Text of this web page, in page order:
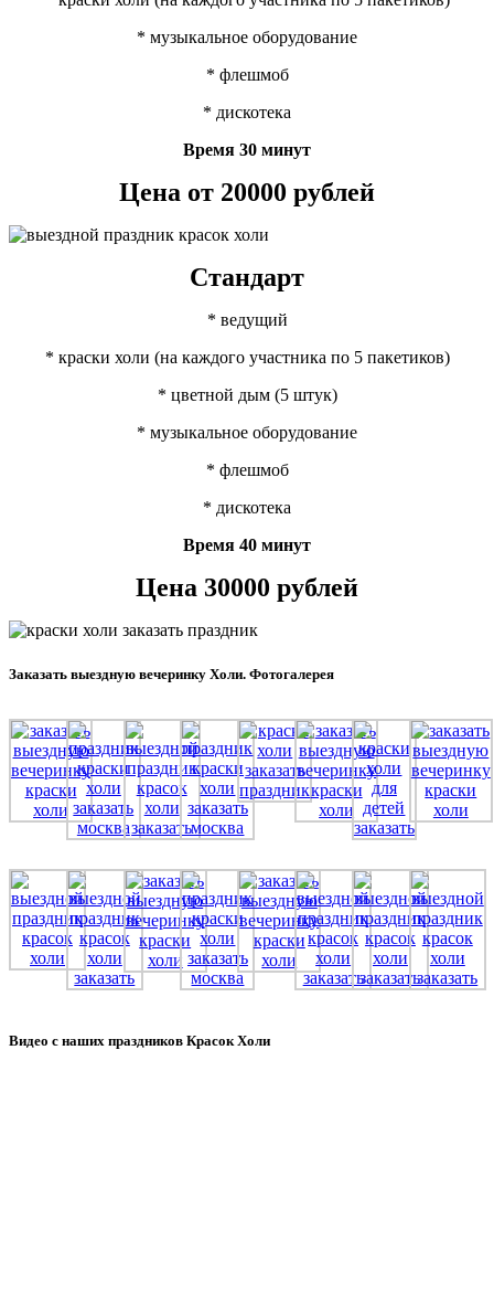
* музыкальное оборудование
* флешмоб
* дискотека
Время 30 минут
Цена от 20000 рублей
Стандарт
* ведущий
* краски холи (на каждого участника по 5 пакетиков)
* цветной дым (5 штук)
* музыкальное оборудование
* флешмоб
* дискотека
Время 40 минут
Цена 30000 рублей
Заказать выездную вечеринку Холи. Фотогалерея
Видео с наших праздников Красок Холи